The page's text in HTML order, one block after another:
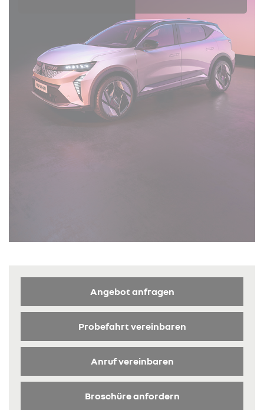
Angebot anfragen
Probefahrt vereinbaren
Anruf vereinbaren
Broschüre anfordern